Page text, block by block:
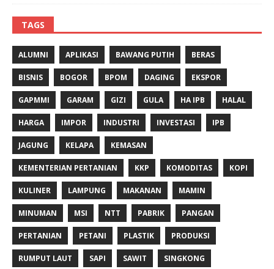
TAGS
ALUMNI APLIKASI BAWANG PUTIH BERAS
BISNIS BOGOR BPOM DAGING EKSPOR
GAPMMI GARAM GIZI GULA HA IPB HALAL
HARGA IMPOR INDUSTRI INVESTASI IPB
JAGUNG KELAPA KEMASAN
KEMENTERIAN PERTANIAN KKP KOMODITAS KOPI
KULINER LAMPUNG MAKANAN MAMIN
MINUMAN MSI NTT PABRIK PANGAN
PERTANIAN PETANI PLASTIK PRODUKSI
RUMPUT LAUT SAPI SAWIT SINGKONG